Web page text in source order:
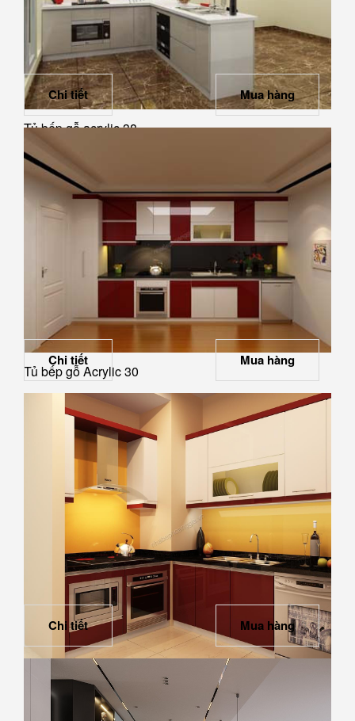
Tủ bếp gỗ acrylic 38
Chi tiết Mua hàng
Tủ bếp gỗ Acrylic 30
Chi tiết Mua hàng
Tủ bếp gỗ Acrylic 16
Chi tiết Mua hàng